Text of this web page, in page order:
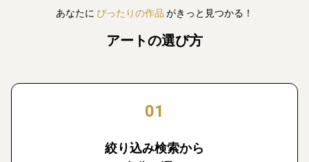
あなたに ぴったりの作品 がきっと見つかる！
アートの選び方
01
絞り込み検索から